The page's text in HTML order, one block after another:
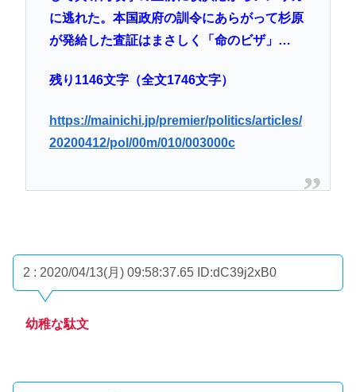
に逃れた。本国政府の訓令にあらがって杉原
が発給した査証はまさしく「命のビザ」…
残り1146文字（全文1746文字）
https://mainichi.jp/premier/politics/articles/
20200412/pol/00m/010/003000c
2 : 2020/04/13(月) 09:58:37.65 ID:dC39j2xB0
幼稚な駄文